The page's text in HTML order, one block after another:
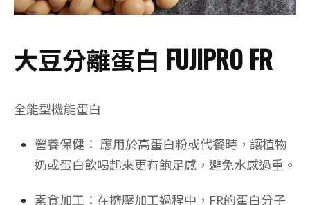
大豆分離蛋白 FUJIPRO FR
全能型機能蛋白
營養保健： 應用於高蛋白粉或代餐時，讓植物
奶或蛋白飲喝起來更有飽足感，避免水感過重。
素食加工：在擠壓加工過程中，FR的蛋白分子